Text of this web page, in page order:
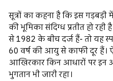
सूत्रों का कहना है कि इस
की भूमिका संदिग्ध प्रतीत हो रही
से 1982 के बीच दर्ज हैं- तो यह
60 वर्ष की आयु से काफी दूर हैं।
आखिरकार किन आधारों पर इन
भुगतान भी जारी रहा।